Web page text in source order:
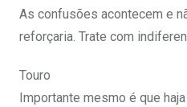
As confusões acontecem e
reforçaria. Trate com
Touro
Importante mesmo é que